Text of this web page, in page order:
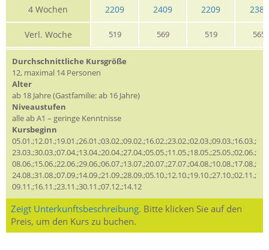
4 Wochen 2209 2409 2209 2385
Verl. Woche 519 569 519 565
Durchschnittliche Kursgröße
12, maximal 14 Personen
Alter
ab 18 Jahre (Gastfamilie: ab 16 Jahre)
Niveaustufen
alle ab A1 – geringe Kenntnisse
Kursbeginn
05.01.;12.01.;19.01.;26.01.;03.02.;09.02.;16.02.;23.02.;02.03.;09.03.;16.03.;
23.03.;30.03.;07.04.;13.04.;20.04.;27.04.;05.05.;11.05.;18.05.;25.05.;02.06.;
08.06.;15.06.;22.06.;29.06.;06.07.;13.07.;20.07.;27.07.;04.08.;10.08.;17.08.;
24.08.;31.08.;07.09.;14.09.;21.09.;28.09.;05.10.;12.10.;19.10.;27.10.;02.11.;
09.11.;16.11.;23.11.;30.11.;07.12.;14.12
Zeigt Unterkunftsbeschreibung. Bitte klicken Sie auf den
Preis, um den Kurs zu buchen.